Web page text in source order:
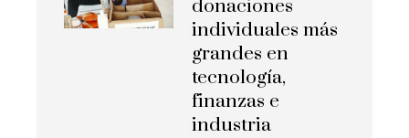
donaciones
individuales más
grandes en
tecnología,
finanzas e
industria